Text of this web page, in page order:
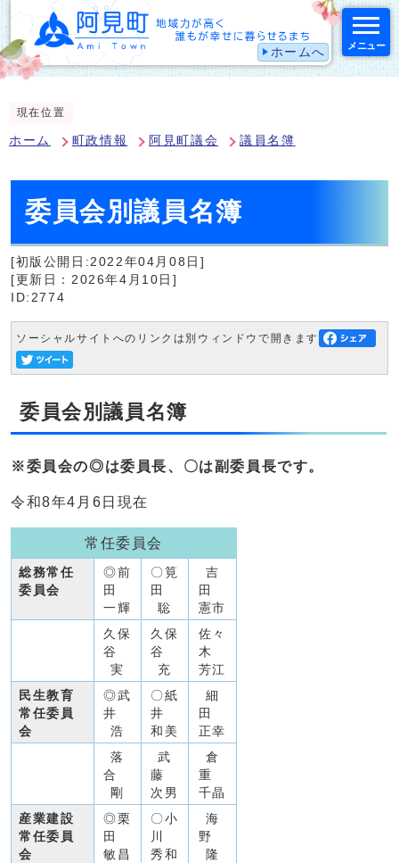
ホームへ メニュー
現在位置
ホーム 町政情報 阿見町議会 議員名簿
委員会別議員名簿
[初版公開日:2022年04月08日]
[更新日：2026年4月10日]
ID:2774
ソーシャルサイトへのリンクは別ウィンドウで開きます
委員会別議員名簿
※委員会の◎は委員長、〇は副委員長です。
令和8年4月6日現在
常任委員会
総務常任
委員会
◎前
田
一輝
〇筧
田
聡
吉
田
憲市
久保
谷
実
久保
谷
充
佐々
木
芳江
民生教育
常任委員
会
◎武
井
浩
〇紙
井
和美
細
田
正幸
落
合
剛
武
藤
次男
倉
重
千晶
産業建設
常任委員
会
◎栗
田
敏昌
〇小
川
秀和
海
野
隆